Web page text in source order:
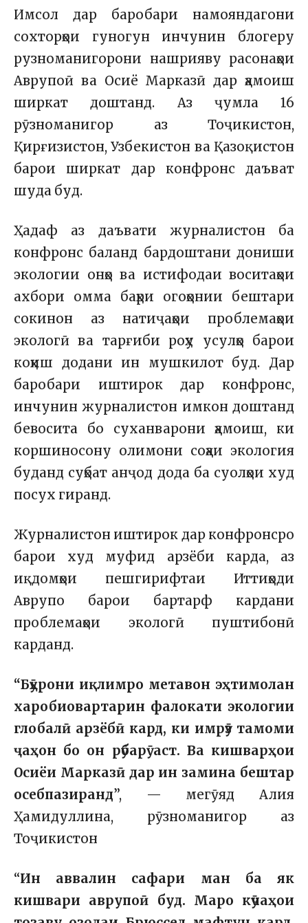
Имсол дар баробари намояндагони
сохторҳои гуногун инчунин блогеру
рузноманигорони нашрияву расонаҳои
Аврупоӣ ва Осиё Марказӣ дар ҳамоиш
ширкат доштанд. Аз ҷумла 16
рӯзноманигор аз Тоҷикистон,
Қирғизистон, Узбекистон ва Қазоқистон
барои ширкат дар конфронс даъват
шуда буд.
Ҳадаф аз даъвати журналистон ба
конфронс баланд бардоштани дониши
экологии онҳо ва истифодаи воситаҳои
ахбори омма баҳри огоҳонии бештари
сокинон аз натиҷаҳои проблемаҳои
экологӣ ва тарғиби роҳу усулҳо барои
коҳиш додани ин мушкилот буд. Дар
баробари иштирок дар конфронс,
инчунин журналистон имкон доштанд
бевосита бо суханварони ҳамоиш, ки
коршиносону олимони соҳаи экология
буданд суҳбат анҷод дода ба суолҳои худ
посух гиранд.
Журналистон иштирок дар конфронсро
барои худ муфид арзёби карда, аз
иқдомҳои пешгирифтаи Иттиҳоди
Аврупо барои бартарф кардани
проблемаҳои экологӣ пуштибонӣ
карданд.
“Бӯҳрони иқлимро метавон эҳтимолан
харобиовартарин фалокати экологии
глобалӣ арзёбӣ кард, ки имрӯз тамоми
ҷаҳон бо он рӯбарӯ аст. Ва кишварҳои
Осиёи Марказӣ дар ин замина бештар
осебпазиранд”, — мегӯяд Алия
Ҳамидуллина, рӯзноманигор аз
Тоҷикистон
“Ин аввалин сафари ман ба як
кишвари аврупоӣ буд. Маро кӯчаҳои